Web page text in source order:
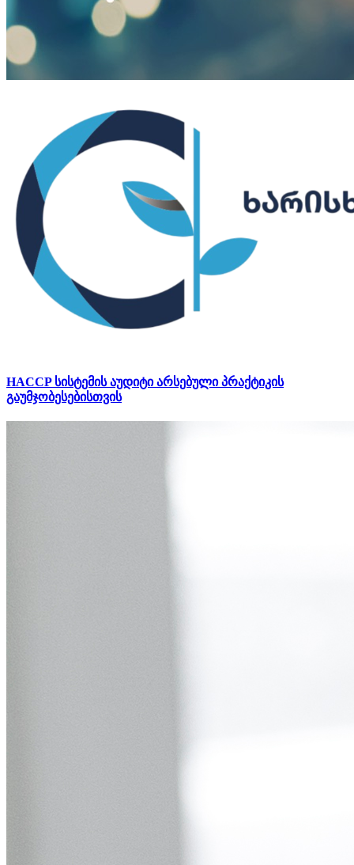
HACCP სისტემის აუდიტი არსებული პრაქტიკის
გაუმჯობესებისთვის